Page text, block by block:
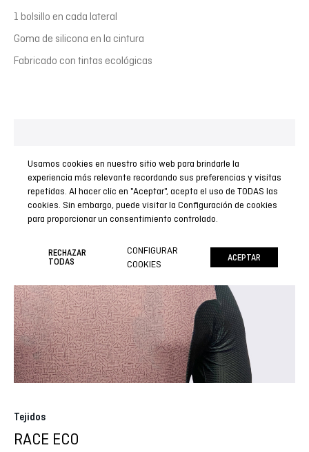
1 bolsillo en cada lateral
Goma de silicona en la cintura
Fabricado con tintas ecológicas
Ecofriendly y resistente: El proceso de sublimación
garantiza que los colores no pierdan intensidad con el uso
y el paso del tiempo. Las tintas utilizadas para la
sublimación son ecológicas.
Tejidos
RACE ECO
Usamos cookies en nuestro sitio web para brindarle la
experiencia más relevante recordando sus preferencias y visitas
repetidas. Al hacer clic en "Aceptar", acepta el uso de TODAS las
cookies. Sin embargo, puede visitar la Configuración de cookies
para proporcionar un consentimiento controlado.
RECHAZAR
TODAS
CONFIGURAR
COOKIES
ACEPTAR